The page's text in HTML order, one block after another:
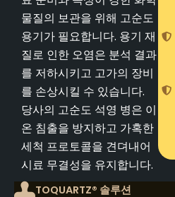
물질의 보관을 위해 고순도
용기가 필요합니다. 용기 재
질로 인한 오염은 분석 결과
를 저하시키고 고가의 장비
를 손상시킬 수 있습니다.
당사의 고순도 석영 병은 이
온 침출을 방지하고 가혹한
세척 프로토콜을 견뎌내어
시료 무결성을 유지합니다.
TOQUARTZ® 솔루션